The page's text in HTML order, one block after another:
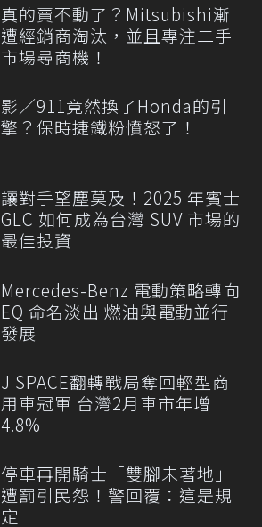
真的賣不動了？Mitsubishi漸
遭經銷商淘汰，並且專注二手
市場尋商機！
影／911竟然換了Honda的引
擎？保時捷鐵粉憤怒了！
讓對手望塵莫及！2025 年賓士
GLC 如何成為台灣 SUV 市場的
最佳投資
Mercedes-Benz 電動策略轉向
EQ 命名淡出 燃油與電動並行
發展
J SPACE翻轉戰局奪回輕型商
用車冠軍 台灣2月車市年增
4.8%
停車再開騎士「雙腳未著地」
遭罰引民怨！警回覆：這是規
定